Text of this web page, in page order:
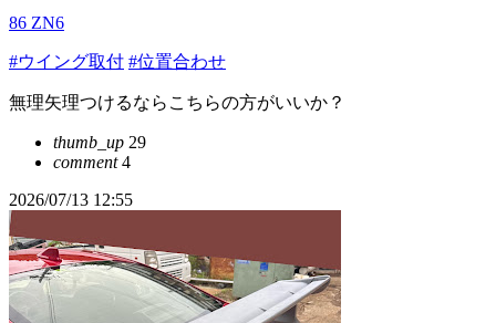
86 ZN6
#ウイング取付 #位置合わせ
無理矢理つけるならこちらの方がいいか？
thumb_up 29
comment4
2026/07/13 12:55